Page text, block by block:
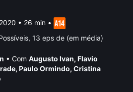
• 26 min •
13 eps de (em média)
• Com Augusto Ivan, Flavio
, Paulo Ormindo, Cristina